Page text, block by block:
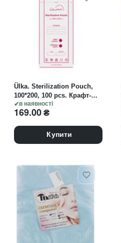
в наявності
Ülka. Sterilization Pouch,
100*200, 100 pcs. Крафт-
пакети для стерилізації з
індикатором, 100*200, 100
169.00₴
Купити